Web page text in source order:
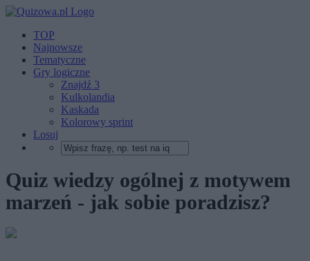
TOP
Najnowsze
Tematyczne
Gry logiczne
Znajdź 3
Kulkolandia
Kaskada
Kolorowy sprint
Losuj
Quiz wiedzy ogólnej z motywem
marzeń - jak sobie poradzisz?